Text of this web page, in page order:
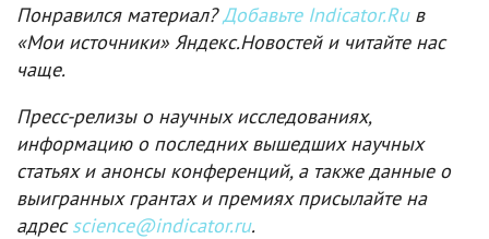
Понравился материал?Добавьте Indicator.Ruв
«Мои источники» Яндекс.Новостей и читайте нас
чаще.
Пресс-релизы о научных исследованиях,
информацию о последних вышедших научных
статьях и анонсы конференций, а также данные о
выигранных грантах и премиях присылайте на
адресscience@indicator.ru.